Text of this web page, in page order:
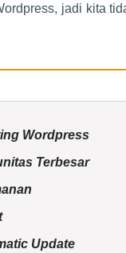
jadi kita
Wordpress
Terbesar
Update